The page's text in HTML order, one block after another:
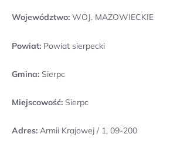
Województwo: WOJ. MAZOWIECKIE
Powiat: Powiat sierpecki
Gmina: Sierpc
Miejscowość: Sierpc
Adres: Armii Krajowej / 1, 09-200